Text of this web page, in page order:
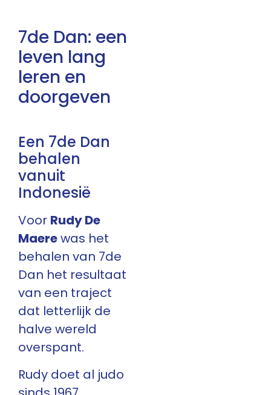
7de Dan: een
leven lang
leren en
doorgeven
Een 7de Dan
behalen
vanuit
Indonesië
Voor Rudy De
Maerewas het
behalen van 7de
Dan het resultaat
van een traject
dat letterlijk de
halve wereld
overspant.
Rudy doet al judo